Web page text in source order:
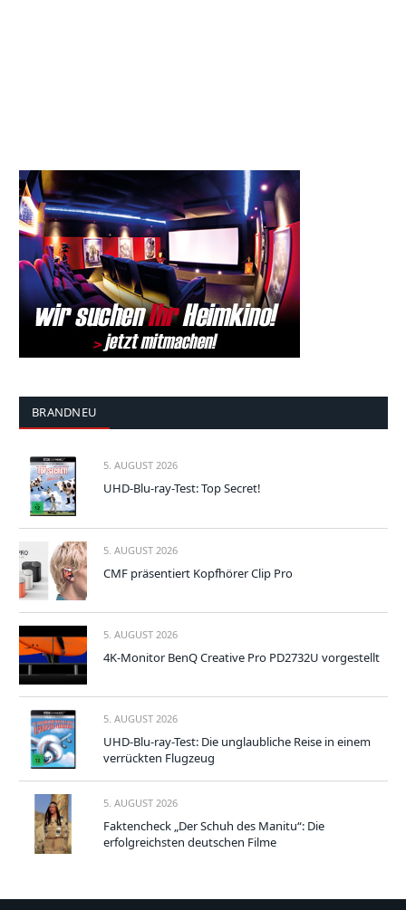
BRANDNEU
5. AUGUST 2026
UHD-Blu-ray-Test: Top Secret!
5. AUGUST 2026
CMF präsentiert Kopfhörer Clip Pro
5. AUGUST 2026
4K-Monitor BenQ Creative Pro PD2732U vorgestellt
5. AUGUST 2026
UHD-Blu-ray-Test: Die unglaubliche Reise in einem
verrückten Flugzeug
5. AUGUST 2026
Faktencheck „Der Schuh des Manitu“: Die
erfolgreichsten deutschen Filme